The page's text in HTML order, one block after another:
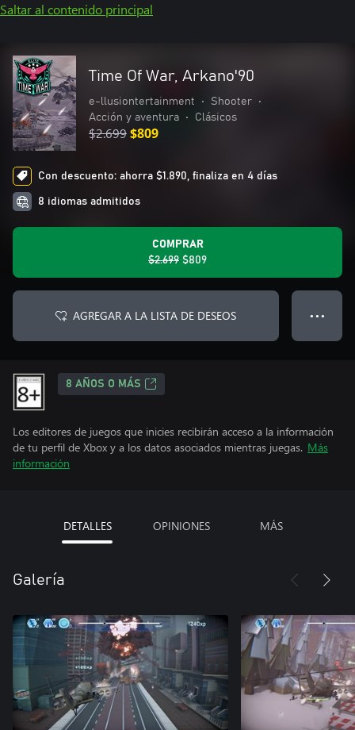
Saltar al contenido principal
Time Of War, Arkano'90
e-llusiontertainment • Shooter
•
Acción y aventura
• Clásicos
$2.699$809
Con descuento: ahorra $1.890, finaliza en 4 días
8 idiomas admitidos
COMPRAR
$2.699 $809
AGREGAR A LA LISTA DE DESEOS ● ● ●
8 AÑOS O MÁS
Los editores de juegos que inicies recibirán acceso a la información
de tu perfil de Xbox y a los datos asociados mientras juegas. Más
información
DETALLES OPINIONES MÁS
Galería